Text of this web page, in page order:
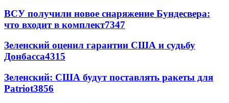
ВСУ получили новое снаряжение Бундесвера:
что входит в комплект7347
Зеленский оценил гарантии США и судьбу
Донбасса4315
Зеленский: США будут поставлять ракеты для
Patriot3856